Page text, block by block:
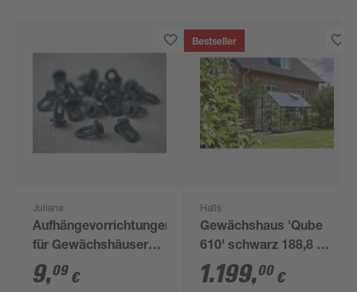
Juliana
Aufhängevorrichtungen
für Gewächshäuser
schwarz 20 Stück
9,09 €
Bestseller
Halls
Gewächshaus 'Qube
610' schwarz 188,8 x
312,6 cm mit 3 mm
Sicherheitsglas
1.199,00 €